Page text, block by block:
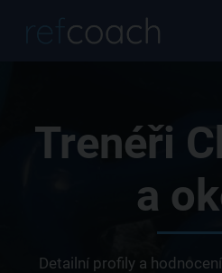
Trenéři
a
Detailní profily a